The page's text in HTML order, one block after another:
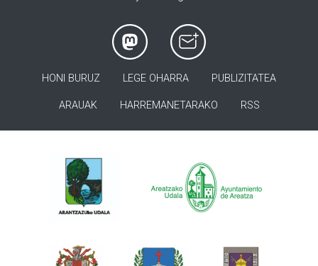
HONI BURUZ LEGE OHARRA PUBLIZITATEA
ARAUAK HARREMANETARAKO RSS